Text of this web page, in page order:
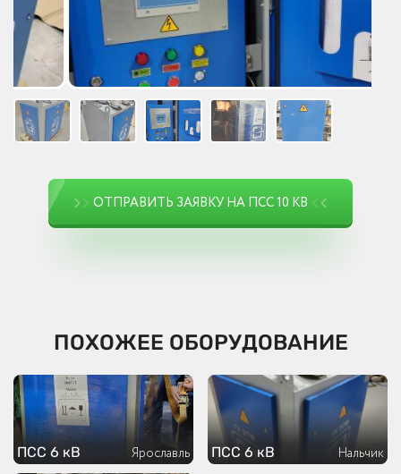
ОТПРАВИТЬ ЗАЯВКУ НА ПСС 10 КВ
ПОХОЖЕЕ ОБОРУДОВАНИЕ
ПСС 6 кВ Ярославль ПСС 6 кВ Нальчик